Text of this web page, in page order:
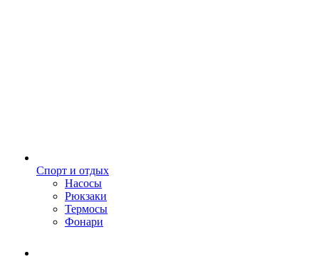
Спорт и отдых
Насосы
Рюкзаки
Термосы
Фонари